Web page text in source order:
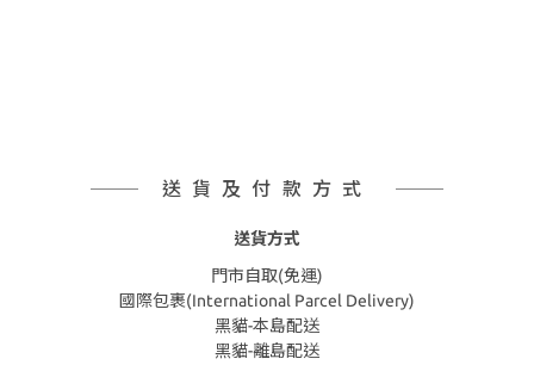
送貨及付款方式
送貨方式
門市自取(免運)
國際包裹(International Parcel Delivery)
黑貓-本島配送
黑貓-離島配送